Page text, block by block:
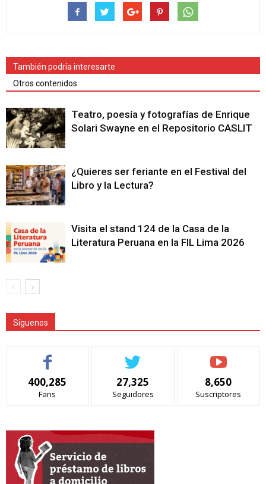
También podría interesarte
Otros contenidos
Teatro, poesía y fotografías de Enrique
Solari Swayne en el Repositorio CASLIT
¿Quieres ser feriante en el Festival del
Libro y la Lectura?
Visita el stand 124 de la Casa de la
Literatura Peruana en la FIL Lima 2026
Síguenos
400,285
Fans
27,325
Seguidores
8,650
Suscriptores